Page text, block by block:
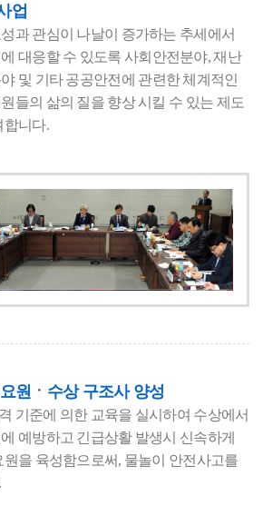
업
과 관심이 나날이 증가하는 추세에서
대응할 수 있도록 사회안전분야, 재난
및 기타 공공안전에 관련한 체계적인
들의 삶의 질을 향상 시킬 수 있는 제도
합니다.
원ㆍ수상 구조사 양성
기준에 의한 교육을 실시하여 수상에서
예방하고 긴급상활 발생시 신속하게
을 육성함으로써, 물놀이 안전사고를